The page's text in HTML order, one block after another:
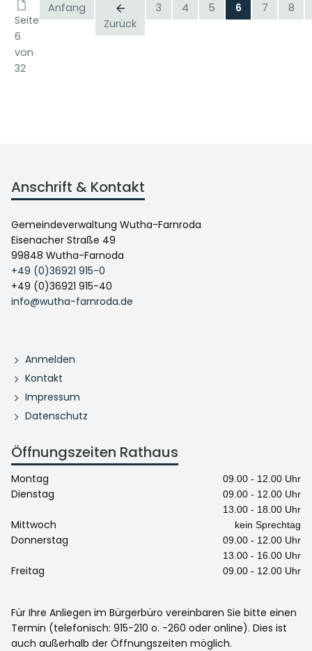
Seite
6
von
32
Anfang
Zurück
3 4 5 6 7 8
Anschrift & Kontakt
Gemeindeverwaltung Wutha-Farnroda
Eisenacher Straße 49
99848 Wutha-Farnoda
+49 (0)36921 915-0
+49 (0)36921 915-40
info@wutha-farnroda.de
Anmelden
Kontakt
Impressum
Datenschutz
Öffnungszeiten Rathaus
Montag 09.00 - 12.00 Uhr
Dienstag
09.00 - 12.00 Uhr
13.00 - 18.00 Uhr
Mittwoch kein Sprechtag
Donnerstag
09.00 - 12.00 Uhr
13.00 - 16.00 Uhr
Freitag 09.00 - 12.00 Uhr
Für Ihre Anliegen im Bürgerbüro vereinbaren Sie bitte einen
Termin (telefonisch: 915-210 o. -260 oder online). Dies ist
auch außerhalb der Öffnungszeiten möglich.